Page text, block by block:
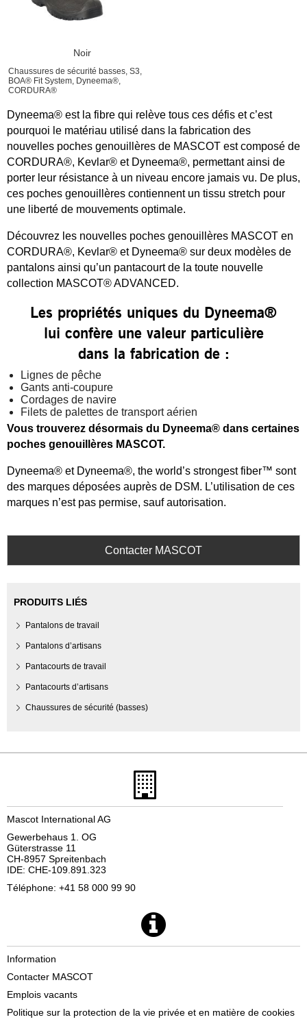
Noir
Chaussures de sécurité basses, S3,
BOA® Fit System, Dyneema®,
CORDURA®
Dyneema® est la fibre qui relève tous ces défis et c’est
pourquoi le matériau utilisé dans la fabrication des
nouvelles poches genouillères de MASCOT est composé de
CORDURA®, Kevlar® et Dyneema®, permettant ainsi de
porter leur résistance à un niveau encore jamais vu. De plus,
ces poches genouillères contiennent un tissu stretch pour
une liberté de mouvements optimale.
Découvrez les nouvelles poches genouillères MASCOT en
CORDURA®, Kevlar® et Dyneema® sur deux modèles de
pantalons ainsi qu’un pantacourt de la toute nouvelle
collection MASCOT® ADVANCED.
Les propriétés uniques du Dyneema®
lui confère une valeur particulière
dans la fabrication de :
Lignes de pêche
Gants anti-coupure
Cordages de navire
Filets de palettes de transport aérien
Vous trouverez désormais du Dyneema® dans certaines
poches genouillères MASCOT.
Dyneema® et Dyneema®, the world’s strongest fiber™ sont
des marques déposées auprès de DSM. L’utilisation de ces
marques n’est pas permise, sauf autorisation.
Contacter MASCOT
PRODUITS LIÉS
Pantalons de travail
Pantalons d’artisans
Pantacourts de travail
Pantacourts d’artisans
Chaussures de sécurité (basses)
Mascot International AG
Gewerbehaus 1. OG
Güterstrasse 11
CH-8957 Spreitenbach
IDE: CHE-109.891.323
Téléphone: +41 58 000 99 90
Information
Contacter MASCOT
Emplois vacants
Politique sur la protection de la vie privée et en matière de cookies